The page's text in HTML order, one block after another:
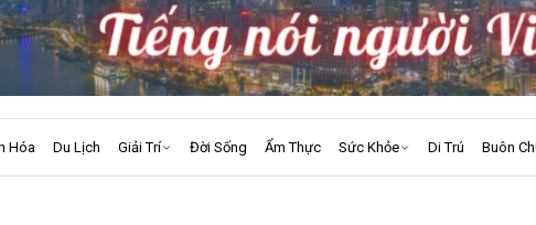
Hóa Du Lịch Giải Trí Đời Sống Ẩm Thực Sức Khỏe Di Trú Buôn